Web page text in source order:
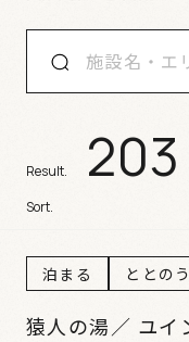
Result. 203
Sort.
泊まる ととのう
猿人の湯／ ユイ